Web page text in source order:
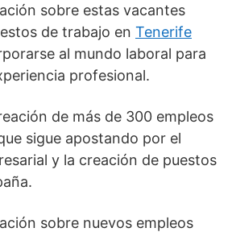
sobre estas vacantes
de trabajo en Tenerife
al mundo laboral para
profesional.
de más de 300 empleos
sigue apostando por el
y la creación de puestos
sobre nuevos empleos